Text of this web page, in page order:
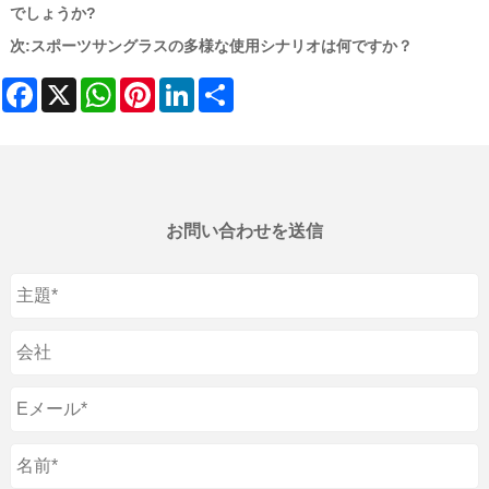
でしょうか?
次:スポーツサングラスの多様な使用シナリオは何ですか？
Facebook
X WhatsAppPinterestLinkedIn
お問い合わせを送信